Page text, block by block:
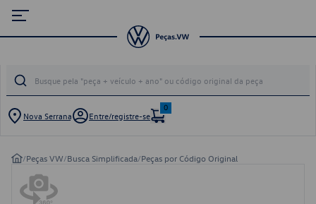
Nova Serrana Entre/registre-se
0
/Peças VW/Busca Simplificada/Peças por Código Original